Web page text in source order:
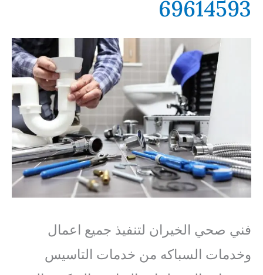
69614593
فني صحي الخيران لتنفيذ جميع اعمال
وخدمات السباكه من خدمات التاسيس